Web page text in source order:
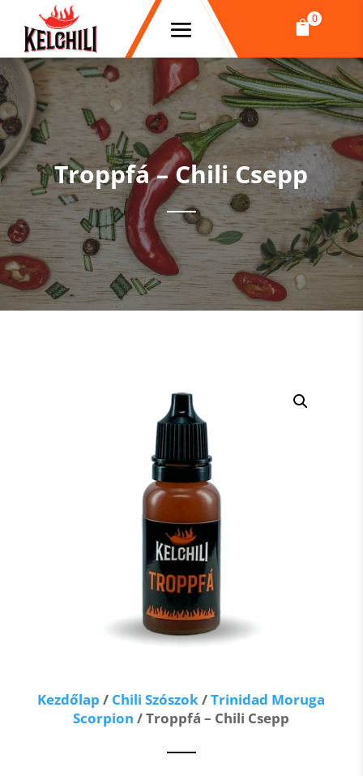
0

Troppfá – Chili Csepp
Kezdőlap / Chili Szószok/Trinidad Moruga
Scorpion / Troppfá – Chili Csepp